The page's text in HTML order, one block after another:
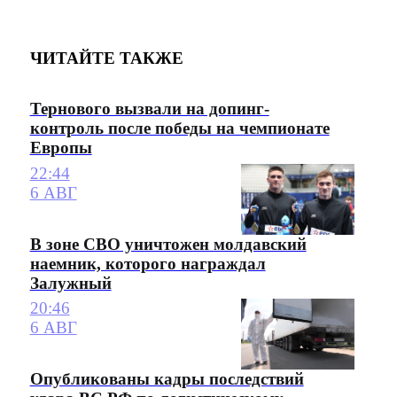
ЧИТАЙТЕ ТАКЖЕ
Тернового вызвали на допинг-
контроль после победы на чемпионате
Европы
22:44
6 АВГ
В зоне СВО уничтожен молдавский
наемник, которого награждал
Залужный
20:46
6 АВГ
Опубликованы кадры последствий